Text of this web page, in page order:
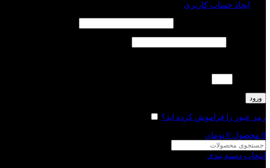
ایجاد حساب کاربری
ورود
رمز عبور را فراموش کرده اید؟
0 محصول 0 تومان
انتخاب دسته بندی